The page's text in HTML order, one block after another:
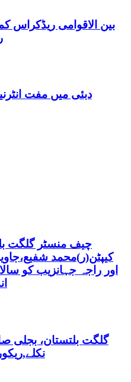
بین الاقوامی ریڈکراس
دبئی میں مفت
چیف منسٹر گلگت
کیپٹن(ر)محمد
اور راجہ جہانزیب کو